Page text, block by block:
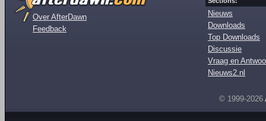
Over AfterDawn
Feedback
Nieuws
Downloads
Top Downloads
Discussie
Vraag en
Nieuws2.nl
© 1999-2026